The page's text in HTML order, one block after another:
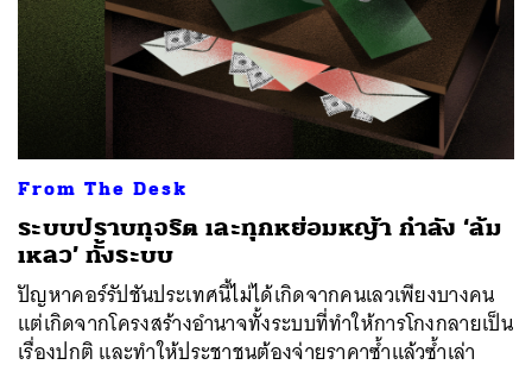
From The Desk
ระบบปราบทุจริต เละทุกหย่อมหญ้า กำลัง ‘ล้ม
เหลว’ ทั้งระบบ
ปัญหาคอร์รัปชันประเทศนี้ไม่ได้เกิดจากคนเลวเพียงบางคน
แต่เกิดจากโครงสร้างอำนาจทั้งระบบที่ทำให้การโกงกลายเป็น
เรื่องปกติ และทำให้ประชาชนต้องจ่ายราคาซ้ำแล้วซ้ำเล่า